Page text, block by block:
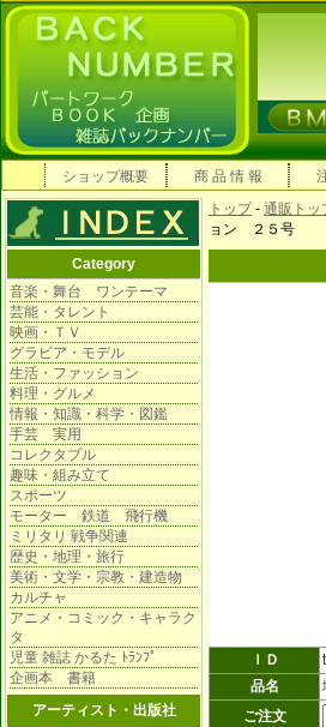
ショップ概要 商 品 情 報
Category
音楽・舞台 ワンテーマ
芸能・タレント
映画・ＴＶ
グラビア・モデル
生活・ファッション
料理・グルメ
情報・知識・科学・図鑑
手芸 実用
コレクタブル
趣味・組み立て
スポーツ
モーター 鉄道 飛行機
ミリタリ 戦争関連
歴史・地理・旅行
美術・文学・宗教・建造物
カルチャ
アニメ・コミック・キャラク
タ
児童 雑誌 かるた ﾄﾗﾝﾌﾟ
企画本 書籍
アーティスト・出版社
トップ- 通販トッ
ョン ２５号
ＩＤ
品名
ご注文